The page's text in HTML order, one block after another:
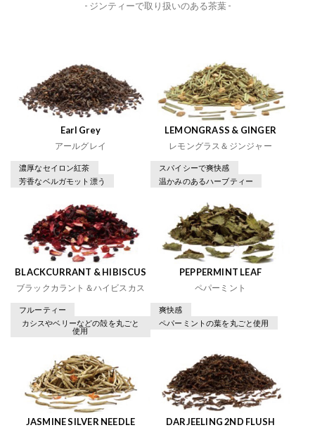
- ジンティーで取り扱いのある茶葉 -
Earl Grey
アールグレイ
濃厚なセイロン紅茶
芳香なベルガモット漂う
LEMONGRASS & GINGER
レモングラス＆ジンジャー
スパイシーで爽快感
温かみのあるハーブティー
BLACKCURRANT & HIBISCUS
ブラックカラント＆ハイビスカス
フルーティー
カシスやベリーなどの殻を丸ごと
使用
PEPPERMINT LEAF
ペパーミント
爽快感
ペパーミントの葉を丸ごと使用
JASMINE SILVER NEEDLE DARJEELING 2ND FLUSH